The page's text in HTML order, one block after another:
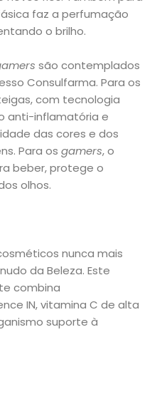
faz a perfumação
o brilho.
são contemplados
Consulfarma. Para os
com tecnologia
anti-inflamatória e
das cores e dos
Para osgamers, o
beber, protege o
olhos.
nunca mais
da Beleza. Este
combina
IN, vitamina C de alta
suporte à